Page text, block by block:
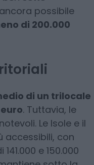
possibile
di 200.000
di un trilocale
. Tuttavia, le
Le Isole e il
accessibili, con
e 150.000